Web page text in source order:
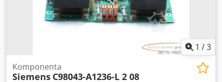
1 /3
Komponenta
Siemens C98043-A1236-L 2 08